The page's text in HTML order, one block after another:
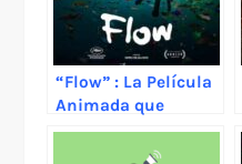
“Flow” : La Película
Animada que
Conquista el Mundo
Llega a México